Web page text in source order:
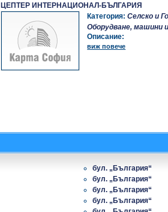
ЦЕПТЕР ИНТЕРНАЦИОНАЛ-БЪЛГАРИЯ
Категория: Селско и
Оборудване, машини
Описание:
виж повече
бул. „България“
бул. „България“
бул. „България“
бул. „България“